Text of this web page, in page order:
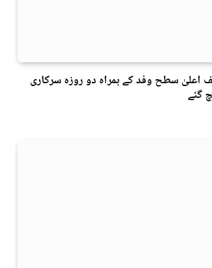
اعلیٰ سطح وفد کے ہمراہ دو روزه سرکاری
گئے